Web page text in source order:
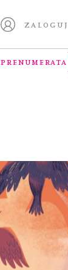
ZALOGUJ
PRENUMERATA